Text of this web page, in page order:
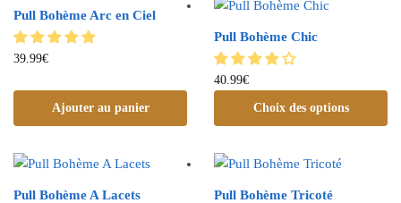
Pull Bohème Arc en Ciel
39.99€
Ajouter au panier
Pull Bohème Chic
40.99€
Choix des options
Pull Bohème A Lacets Pull Bohème Tricoté